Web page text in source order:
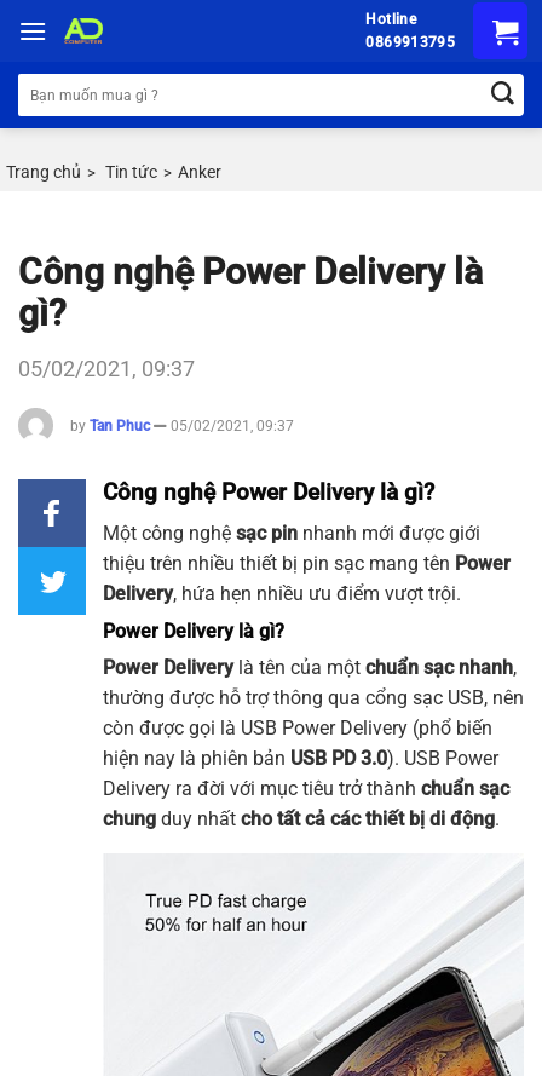
đến
nội
dung
Hotline
0869913795
Tìm
kiếm:
Trang chủ > Tin tức > Anker
Công nghệ Power Delivery là
gì?
05/02/2021, 09:37
by Tan Phuc 05/02/2021, 09:37
Công nghệ Power Delivery là gì?
Một công nghệ sạc pin nhanh mới được giới
thiệu trên nhiều thiết bị pin sạc mang tên Power
Delivery, hứa hẹn nhiều ưu điểm vượt trội.
Power Delivery là gì?
Power Deliverylà tên của một chuẩn sạc nhanh,
thường được hỗ trợ thông qua cổng sạc USB, nên
còn được gọi là USB Power Delivery (phổ biến
hiện nay là phiên bản USB PD 3.0). USB Power
Delivery ra đời với mục tiêu trở thành chuẩn sạc
chung duy nhất cho tất cả các thiết bị di động.